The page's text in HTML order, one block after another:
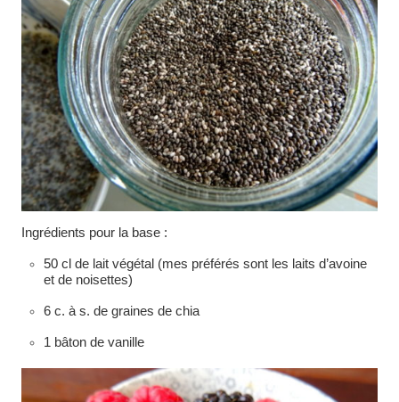
Ingrédients pour la base :
50 cl de lait végétal (mes préférés sont les laits d’avoine
et de noisettes)
6 c. à s. de graines de chia
1 bâton de vanille